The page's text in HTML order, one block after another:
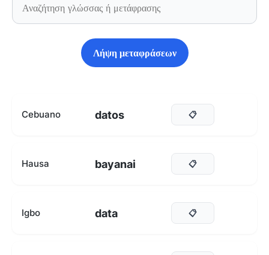
Λήψη μεταφράσεων
Cebuano datos 📋
Hausa bayanai 📋
Igbo data 📋